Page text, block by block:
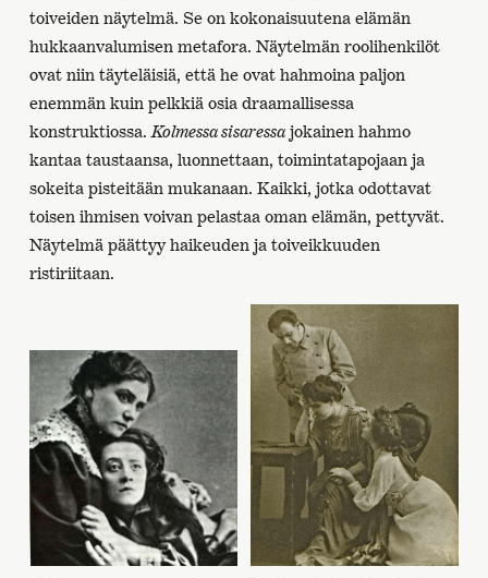
toiveiden näytelmä. Se on kokonaisuutena elämän
hukkaanvalumisen metafora. Näytelmän roolihenkilöt
ovat niin täyteläisiä, että he ovat hahmoina paljon
enemmän kuin pelkkiä osia draamallisessa
konstruktiossa. Kolmessa sisaressajokainen hahmo
kantaa taustaansa, luonnettaan, toimintatapojaan ja
sokeita pisteitään mukanaan. Kaikki, jotka odottavat
toisen ihmisen voivan pelastaa oman elämän, pettyvät.
Näytelmä päättyy haikeuden ja toiveikkuuden
ristiriitaan.